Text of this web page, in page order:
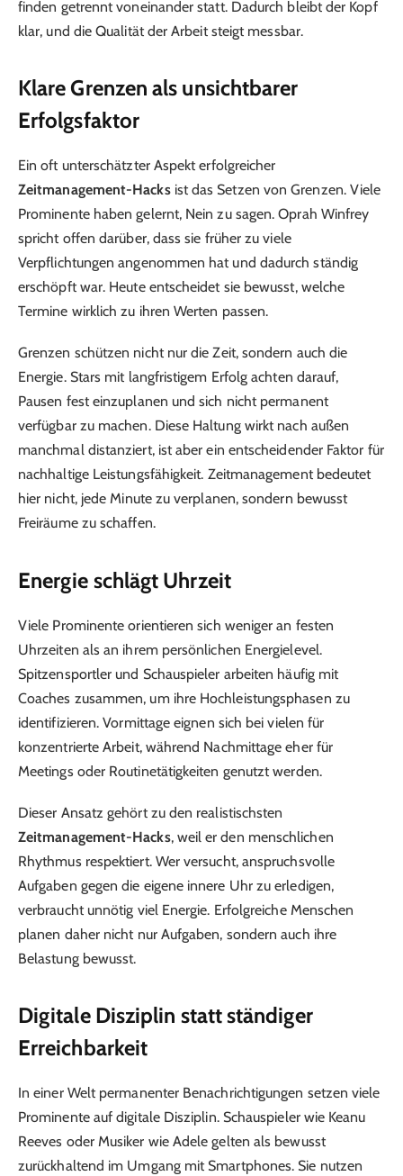
finden getrennt voneinander statt. Dadurch bleibt der Kopf
klar, und die Qualität der Arbeit steigt messbar.
Klare Grenzen als unsichtbarer
Erfolgsfaktor
Ein oft unterschätzter Aspekt erfolgreicher
Zeitmanagement-Hacksist das Setzen von Grenzen. Viele
Prominente haben gelernt, Nein zu sagen. Oprah Winfrey
spricht offen darüber, dass sie früher zu viele
Verpflichtungen angenommen hat und dadurch ständig
erschöpft war. Heute entscheidet sie bewusst, welche
Termine wirklich zu ihren Werten passen.
Grenzen schützen nicht nur die Zeit, sondern auch die
Energie. Stars mit langfristigem Erfolg achten darauf,
Pausen fest einzuplanen und sich nicht permanent
verfügbar zu machen. Diese Haltung wirkt nach außen
manchmal distanziert, ist aber ein entscheidender Faktor für
nachhaltige Leistungsfähigkeit. Zeitmanagement bedeutet
hier nicht, jede Minute zu verplanen, sondern bewusst
Freiräume zu schaffen.
Energie schlägt Uhrzeit
Viele Prominente orientieren sich weniger an festen
Uhrzeiten als an ihrem persönlichen Energielevel.
Spitzensportler und Schauspieler arbeiten häufig mit
Coaches zusammen, um ihre Hochleistungsphasen zu
identifizieren. Vormittage eignen sich bei vielen für
konzentrierte Arbeit, während Nachmittage eher für
Meetings oder Routinetätigkeiten genutzt werden.
Dieser Ansatz gehört zu den realistischsten
Zeitmanagement-Hacks, weil er den menschlichen
Rhythmus respektiert. Wer versucht, anspruchsvolle
Aufgaben gegen die eigene innere Uhr zu erledigen,
verbraucht unnötig viel Energie. Erfolgreiche Menschen
planen daher nicht nur Aufgaben, sondern auch ihre
Belastung bewusst.
Digitale Disziplin statt ständiger
Erreichbarkeit
In einer Welt permanenter Benachrichtigungen setzen viele
Prominente auf digitale Disziplin. Schauspieler wie Keanu
Reeves oder Musiker wie Adele gelten als bewusst
zurückhaltend im Umgang mit Smartphones. Sie nutzen